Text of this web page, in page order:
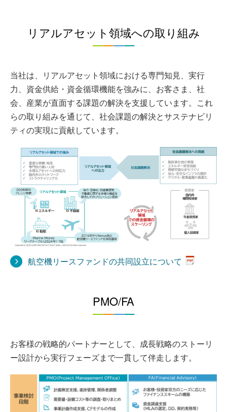
リアルアセット領域への取り組み
当社は、リアルアセット領域における専門知見、実行
力、資金供給・資金循環機能を強みに、お客さま、社
会、産業が直面する課題の解決を支援しています。これ
らの取り組みを通じて、社会課題の解決とサステナビリ
ティの実現に貢献しています。
航空機リースファンドの共同設立について
PMO/FA
お客様の戦略的パートナーとして、成長戦略のストーリ
ー設計から実行フェーズまで一貫して伴走します。